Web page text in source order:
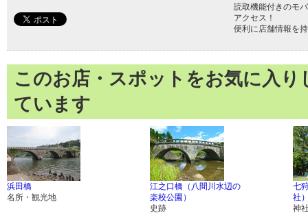
読取機能付きのモ
アクセス！
便利に店舗情報を
このお店・スポットをお気に入
ています
浜田橋
名所・観光地
江之口橋（八間川水辺の
楽校公園）
史跡
七
社
神